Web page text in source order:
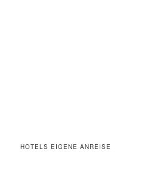
HOTELS EIGENE ANREISE